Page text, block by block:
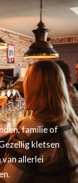
familie of
kletsen
allerlei